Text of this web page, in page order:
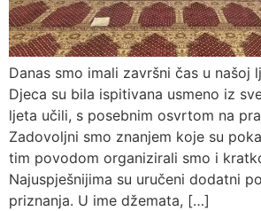
Danas smo imali završni čas u našoj
Djeca su bila ispitivana usmeno iz
ljeta učili, s posebnim osvrtom na
Zadovoljni smo znanjem koje su
tim povodom organizirali smo i
Najuspješnijima su uručeni dodatni
priznanja. U ime džemata, […]